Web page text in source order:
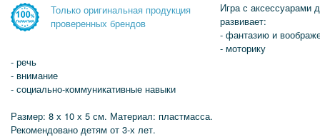
Только оригинальная продукция
проверенных брендов
Игра с аксессуарами
развивает:
- фантазию и
- моторику
- речь
- внимание
- социально-коммуникативные навыки
Размер: 8 х 10 х 5 см. Материал: пластмасса.
Рекомендовано детям от 3-х лет.